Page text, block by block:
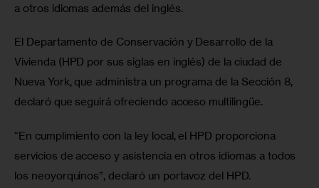
a otros idiomas además del inglés.
El Departamento de Conservación y Desarrollo de la
Vivienda (HPD por sus siglas en inglés) de la ciudad de
Nueva York, que administra un programa de la Sección 8,
declaró que seguirá ofreciendo acceso multilingüe.
“En cumplimiento con la ley local, el HPD proporciona
servicios de acceso y asistencia en otros idiomas a todos
los neoyorquinos”, declaró un portavoz del HPD.